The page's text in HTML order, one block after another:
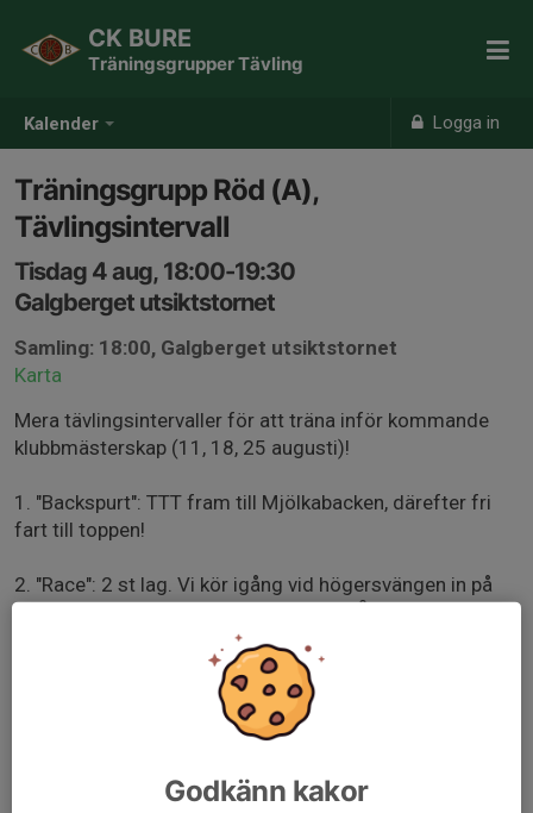
Kalender Logga in
CK BURE
Träningsgrupper Tävling
Träningsgrupp Röd (A),
Tävlingsintervall
Tisdag 4 aug, 18:00-19:30
Galgberget utsiktstornet
Samling: 18:00, Galgberget utsiktstornet
Karta
Mera tävlingsintervaller för att träna inför kommande
klubbmästerskap (11, 18, 25 augusti)!
1. "Backspurt": TTT fram till Mjölkabacken, därefter fri
fart till toppen!
2. "Race": 2 st lag. Vi kör igång vid högersvängen in på
3. "Jakten": Partempo med jakt! Snabbaste paret startar
sist, 10 sekunder mellan varje par. Kör ikapp paret
framför – blir ni ikappkörda går ni ihop och jagar nästa!
4. "Breakaway": 2-mannautbrytning från Perstorp till
Godkänn kakor